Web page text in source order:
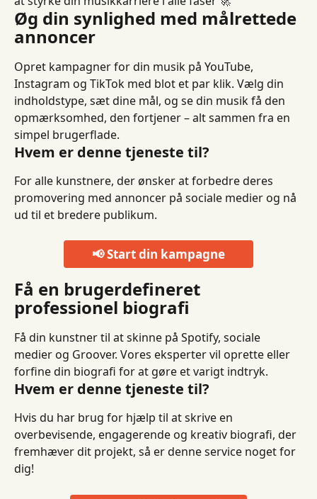
Øg din synlighed med målrettede
annoncer
Opret kampagner for din musik på YouTube,
Instagram og TikTok med blot et par klik. Vælg din
indholdstype, sæt dine mål, og se din musik få den
opmærksomhed, den fortjener – alt sammen fra en
simpel brugerflade.
Hvem er denne tjeneste til?
For alle kunstnere, der ønsker at forbedre deres
promovering med annoncer på sociale medier og nå
ud til et bredere publikum.
📢 Start din kampagne
Få en brugerdefineret
professionel biografi
Få din kunstner til at skinne på Spotify, sociale
medier og Groover. Vores eksperter vil oprette eller
forfine din biografi for at gøre et varigt indtryk.
Hvem er denne tjeneste til?
Hvis du har brug for hjælp til at skrive en
overbevisende, engagerende og kreativ biografi, der
fremhæver dit projekt, så er denne service noget for
dig!